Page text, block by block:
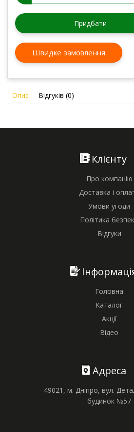
Придбати
Швидке замовлення
Опис Відгуків (0)
Клієнту
Про компанію
Доставка і
Умови угоди
Політика
Відгуки
Головна
Каталог
Акції
Відео
Адреса
49021, м. Дніпро, вул.
будинок №57